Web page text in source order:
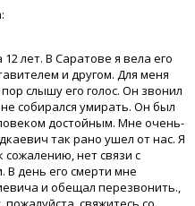
:
лет. В Саратове я вела его
и другом. Для меня
слышу его голос. Он звонил
собирался умирать. Он был
достойным. Мне очень-
так рано ушел от нас. Я
нет связи с
В день его смерти мне
и обещал перезвонить.,